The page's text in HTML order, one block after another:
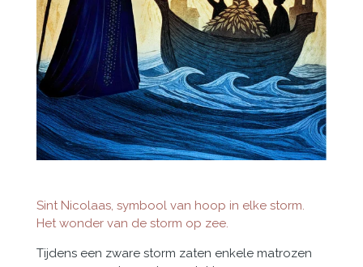
Sint Nicolaas, symbool van hoop in elke storm.
Het wonder van de storm op zee.
Tijdens een zware storm zaten enkele matrozen